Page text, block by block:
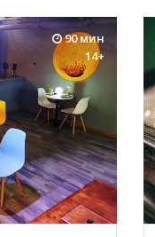
90 мин
14+